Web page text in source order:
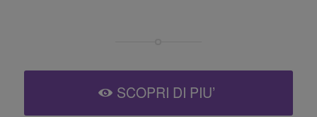
SCOPRI DI PIU’